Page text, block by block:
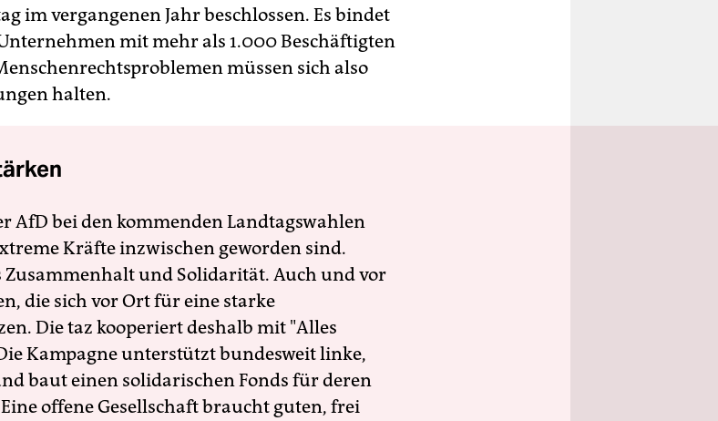
im vergangenen Jahr beschlossen. Es bindet
mit mehr als 1.000 Beschäftigten
müssen sich also
halten.
AfD bei den kommenden Landtagswahlen
Kräfte inzwischen geworden sind.
Zusammenhalt und Solidarität. Auch und vor
die sich vor Ort für eine starke
Die taz kooperiert deshalb mit "Alles
Kampagne unterstützt bundesweit linke,
baut einen solidarischen Fonds für deren
offene Gesellschaft braucht guten, frei